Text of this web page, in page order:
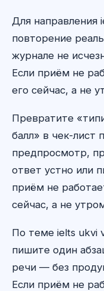
Для направления
повторение
журнале не
Если приём не
его сейчас, а не
Превратите
балл» в чек-лист
предпросмотр,
ответ устно или
приём не
сейчас, а не
По теме ielts ukvi
пишите один
речи — без
Если приём не